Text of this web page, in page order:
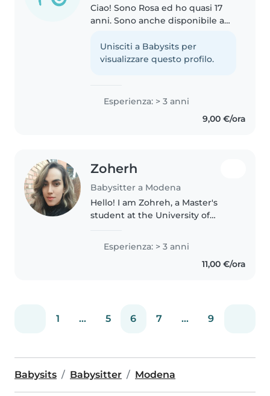
Ciao! Sono Rosa ed ho quasi 17
anni. Sono anche disponibile a
lavori domestici leggeri. Ho
esperienze con i bambini perché
Unisciti a Babysits per
visualizzare questo profilo.
Esperienza: > 3 anni
9,00 €/ora
Zoherh
Babysitter a Modena
Hello! I am Zohreh, a Master's
student at the University of
chemistry 🧪. I have 3 years of
professional experience as a
High School Chemistry Teacher,..
Esperienza: > 3 anni
11,00 €/ora
1 ... 5 6 7 ... 9
Babysits Babysitter Modena